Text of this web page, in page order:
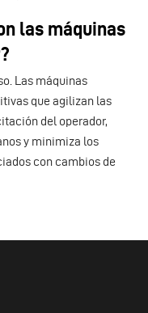
las máquinas
Las máquinas
que agilizan las
del operador,
y minimiza los
con cambios de